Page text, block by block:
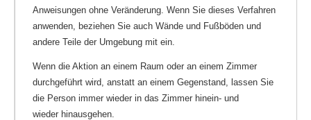
Anweisungen ohne Veränderung. Wenn Sie dieses Verfahren
anwenden, beziehen Sie auch Wände und Fußböden und
andere Teile der Umgebung mit ein.
Wenn die Aktion an einem Raum oder an einem Zimmer
durchgeführt wird, anstatt an einem Gegenstand, lassen Sie
die Person immer wieder in das Zimmer hinein- und
wieder hinausgehen.